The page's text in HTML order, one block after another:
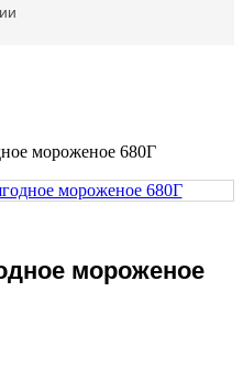
мороженое 680Г
мороженое